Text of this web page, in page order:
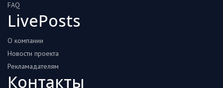
Разное
Работа и бизнес
Животные
Еда и напитки
FAQ
LivePosts
О компании
Новости проекта
Рекламадателям
Контакты